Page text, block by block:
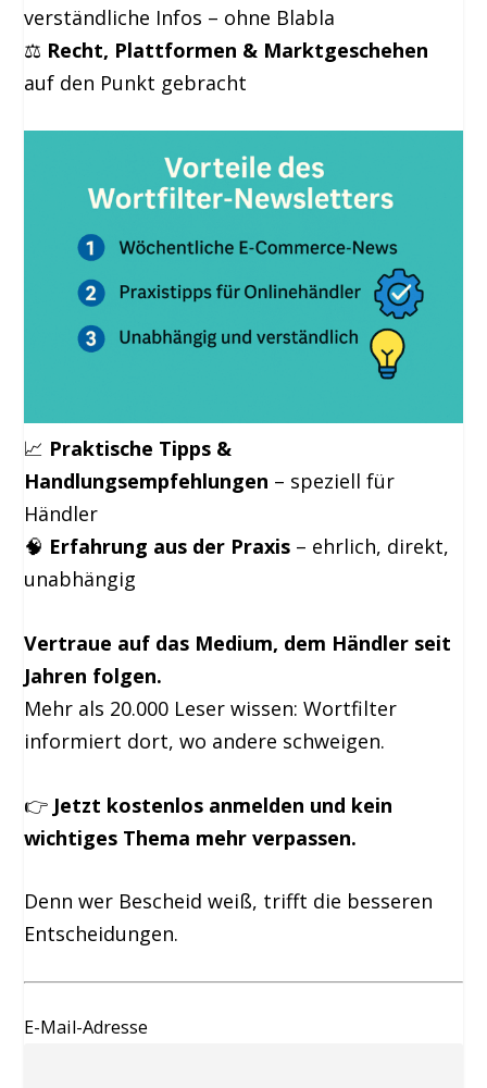
verständliche Infos – ohne Blabla
⚖️ Recht, Plattformen & Marktgeschehen
auf den Punkt gebracht
📈 Praktische Tipps &
Handlungsempfehlungen – speziell für
Händler
🧠 Erfahrung aus der Praxis – ehrlich, direkt,
unabhängig
Vertraue auf das Medium, dem Händler seit
Jahren folgen.
Mehr als 20.000 Leser wissen: Wortfilter
informiert dort, wo andere schweigen.
👉 Jetzt kostenlos anmelden und kein
wichtiges Thema mehr verpassen.
Denn wer Bescheid weiß, trifft die besseren
Entscheidungen.
E-Mail-Adresse